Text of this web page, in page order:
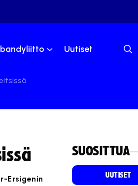
Uutiset
Ersigenin
SUOSITTUA
UUTISET